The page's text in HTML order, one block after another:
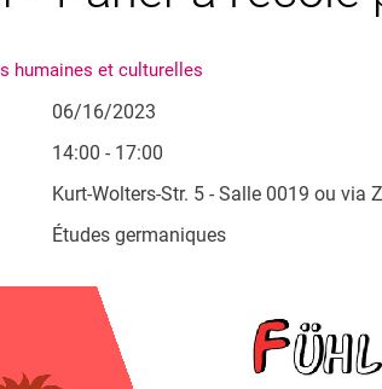
humaines et culturelles
06/16/2023
14:00 - 17:00
Kurt-Wolters-Str. 5 - Salle 0019 ou via
Études germaniques